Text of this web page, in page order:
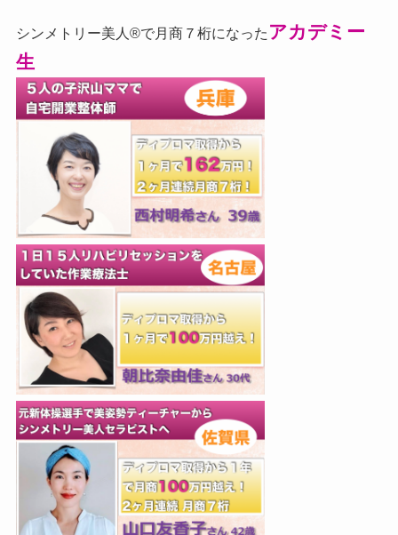
シンメトリー美人®で月商７桁になった アカデミー
生